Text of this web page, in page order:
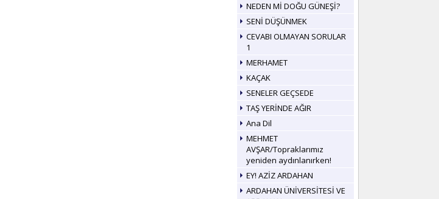
NEDEN Mİ DOĞU GÜNEŞİ?
SENİ DÜŞÜNMEK
CEVABI OLMAYAN SORULAR
1
MERHAMET
KAÇAK
SENELER GEÇSEDE
TAŞ YERİNDE AĞIR
Ana Dil
MEHMET
AVŞAR/Topraklarımız
yeniden aydınlanırken!
EY! AZİZ ARDAHAN
ARDAHAN ÜNİVERSİTESİ VE